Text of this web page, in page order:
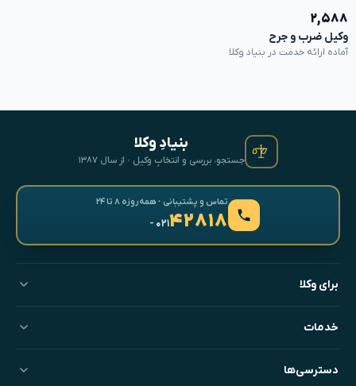
۲,۵۸۸
وکیل ضرب و جرح
آماده ارائه خدمت در بنیاد وکلا
بنیادِ وکلا
جستجو، بررسی و انتخابِ وکیل · از سال ۱۳۸۷
تماس و پشتیبانی · همه‌روزه ۸ تا ۲۴
۴۲۸۱۸- ۰۲۱
برای وکلا
خدمات
دسترسی‌ها